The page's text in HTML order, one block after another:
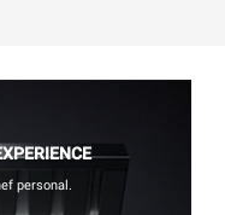
personal.